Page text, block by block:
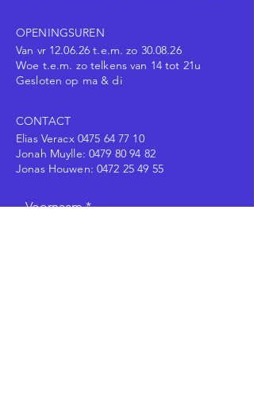
OPENINGSUREN
Van vr 12.06.26 t.e.m. zo 30.08.26
Woe t.e.m. zo telkens van 14 tot 21u
Gesloten op ma & di
CONTACT
Elias Veracx 0475 64 77 10
Jonah Muylle: 0479 80 94 82
Jonas Houwen: 0472 25 49 55
Voornaam